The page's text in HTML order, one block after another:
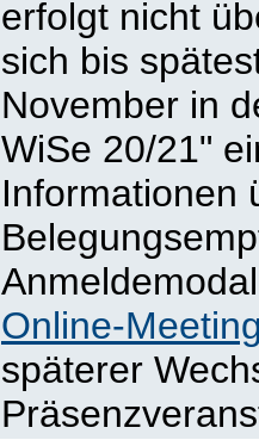
erfolgt nicht
sich bis
November in
WiSe 20/21"
Informationen
Online-
späterer